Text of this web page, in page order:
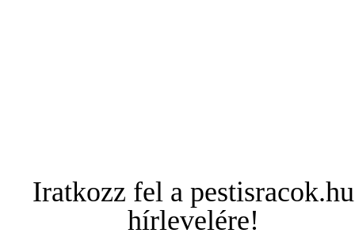
Iratkozz fel a pestisracok.hu
hírlevelére!